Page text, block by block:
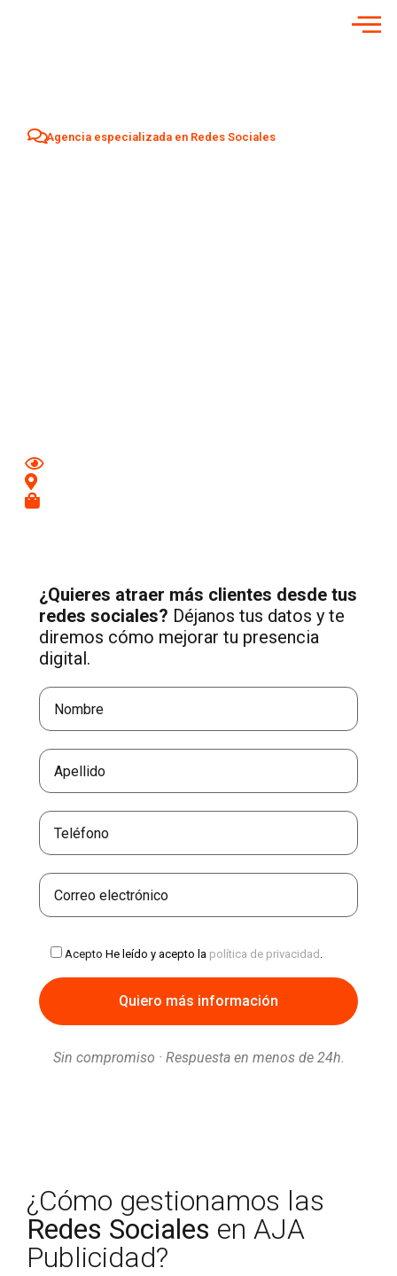
Agencia especializada en Redes Sociales
¿Quieres atraer más clientes desde tus
redes sociales? Déjanos tus datos y te
diremos cómo mejorar tu presencia
digital.
Acepto He leído y acepto la política de privacidad .
Sin compromiso · Respuesta en menos de 24h.
¿Cómo gestionamos las
Redes Sociales en AJA
Publicidad?